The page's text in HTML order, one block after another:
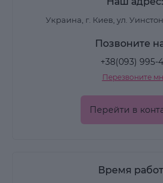
Украина, г. Киев, ул.
Позвоните
+38(093) 995-
Перезвоните
Перейти в
Время